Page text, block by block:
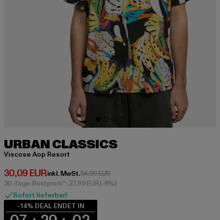
URBAN CLASSICS
Viscose Aop Resort
30,09 EUR
Derzeitiger Preis: 30,09 EUR
inkl. MwSt.34,99 EURAktionspreis: 34,99 EUR
30-Tage-Bestpreis**: 27,99 EUR(-8%)
Sofort lieferbar!
-14% DEAL ENDET IN